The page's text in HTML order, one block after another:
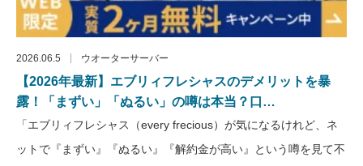
2026.06.5 ウオーターサーバー
【2026年最新】エブリィフレシャスのデメリットを暴
露！「まずい」「ぬるい」の噂は本当？口…
「エブリィフレシャス（every frecious）が気になるけれど、ネ
ットで『まずい』『ぬるい』『解約金が高い』という噂を見て不